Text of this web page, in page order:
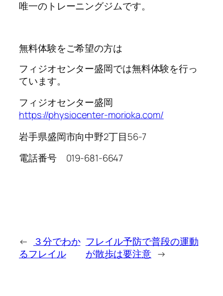
唯一のトレーニングジムです。
無料体験をご希望の方は
フィジオセンター盛岡では無料体験を行っ
ています。
フィジオセンター盛岡
https://physiocenter-morioka.com/
岩手県盛岡市向中野2丁目56-7
電話番号 019-681-6647
←
３分でわか
るフレイル
フレイル予防で普段の運動
が散歩は要注意 →